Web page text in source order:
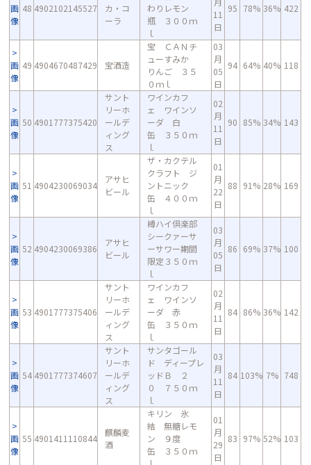
画
像
48 4902102145527
カ・コ
ーラ
わりレモン
瓶 ３００ｍ
ｌ
11
日
95 78% 36% 422
画
像
49 4904670487429 宝酒造
宝 ＣＡＮチ
ューすみか
りんご ３５
０ｍｌ
03
月
05
日
94 64% 40% 118
画
像
50 4901777375420
サント
リーホ
ールデ
ィング
ス
ワインカフ
ェ ワインソ
ーダ 白
缶 ３５０ｍ
ｌ
02
月
11
日
90 85% 34% 143
画
像
51 4904230069034
アサヒ
ビール
ザ・カクテル
クラフト ジ
ントニック
缶 ４００ｍ
ｌ
01
月
22
日
88 91% 28% 169
画
像
52 4904230069386
アサヒ
ビール
樽ハイ倶楽部
シークァーサ
ーサワー期間
限定３５０ｍ
ｌ
03
月
05
日
86 69% 37% 100
画
像
53 4901777375406
サント
リーホ
ールデ
ィング
ス
ワインカフ
ェ ワインソ
ーダ 赤
缶 ３５０ｍ
ｌ
02
月
11
日
84 86% 36% 142
画
像
54 4901777374607
サント
リーホ
ールデ
ィング
ス
サンタゴール
ド ディープレ
ッドＢ ２
０ ７５０ｍ
ｌ
03
月
11
日
84 103% 7% 748
画
像
55 4901411110844
麒麟麦
酒
キリン 氷
結 無糖レモ
ン ９度
缶 ３５０ｍ
01
月
29
日
83 97% 52% 103